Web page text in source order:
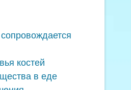
костей
в еде